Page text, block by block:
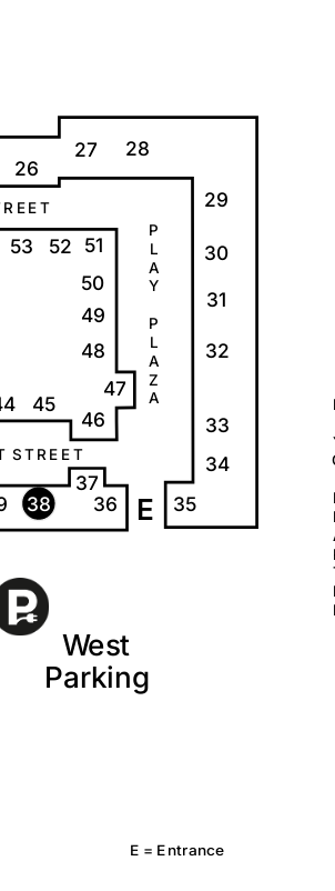
26
27 28
29
30
31
32
33
34
35
36
37
38
45
46
47
48
49
50
51
52
53
R E E T
P
L
A
Y
P
L
A
Z
A
STR E ET
West
Parking
E
E = Entrance